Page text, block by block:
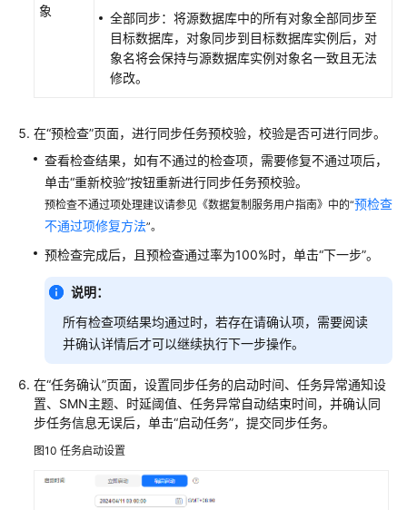
象
全部同步：将源数据库中的所有对象全部同步至
目标数据库，对象同步到目标数据库实例后，对
象名将会保持与源数据库实例对象名一致且无法
修改。
在“预检查”页面，进行同步任务预校验，校验是否可进行同步。
查看检查结果，如有不通过的检查项，需要修复不通过项后，
单击“重新校验”按钮重新进行同步任务预校验。
预检查不通过项处理建议请参见《数据复制服务用户指南》中的“预检查
不通过项修复方法”。
预检查完成后，且预检查通过率为100%时，单击“下一步”。
说明：
所有检查项结果均通过时，若存在请确认项，需要阅读
并确认详情后才可以继续执行下一步操作。
在“任务确认”页面，设置同步任务的启动时间、任务异常通知设
置、SMN主题、时延阈值、任务异常自动结束时间，并确认同
步任务信息无误后，单击“启动任务”，提交同步任务。
图10 任务启动设置